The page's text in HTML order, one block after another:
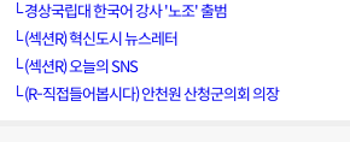
└경상국립대 한국어 강사 '노조' 출범
└(섹션R) 혁신도시 뉴스레터
└(섹션R) 오늘의 SNS
└(R-직접들어봅시다) 안천원 산청군의회 의장
[서경방송] 일부 채널편성 변경 안내의 건 (7/22)